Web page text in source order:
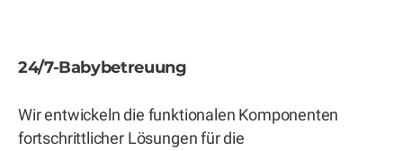
24/7-Babybetreuung
Wir entwickeln die funktionalen Komponenten
fortschrittlicher Lösungen für die